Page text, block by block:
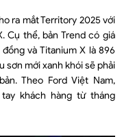
ra mắt Territory 2025 với
Cụ thể, bản Trend có giá
và Titanium X là 896
sơn mới xanh khói sẽ phải
Theo Ford Việt Nam,
khách hàng từ tháng